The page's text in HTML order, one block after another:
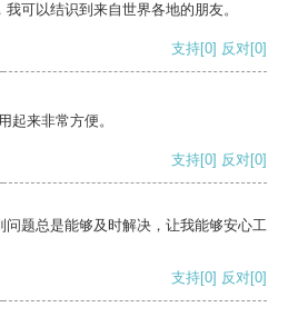
可以结识到来自世界各地的朋友。
支持[0] 反对[0]
起来非常方便。
支持[0] 反对[0]
题总是能够及时解决，让我能够安心工
支持[0] 反对[0]